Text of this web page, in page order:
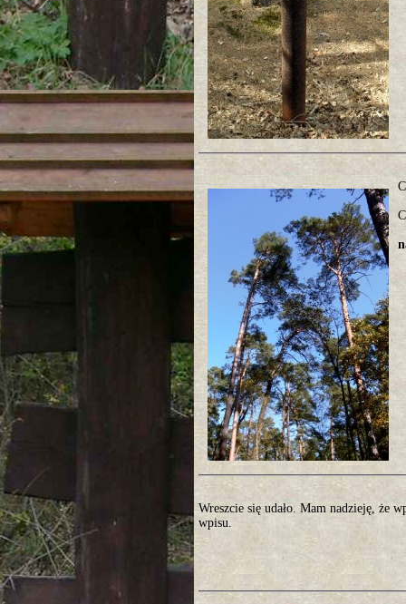
Wreszcie się udało. Mam nadzieję, że
wpisu.